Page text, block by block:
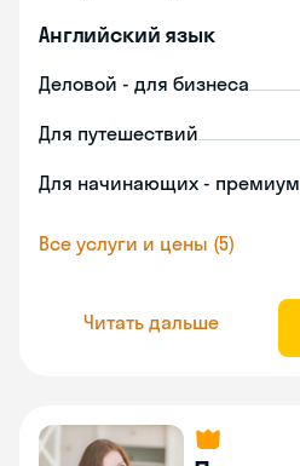
Английский язык
Деловой - для бизнеса
Для путешествий
Для начинающих - премиум
Все услуги и цены (5)
Читать дальше